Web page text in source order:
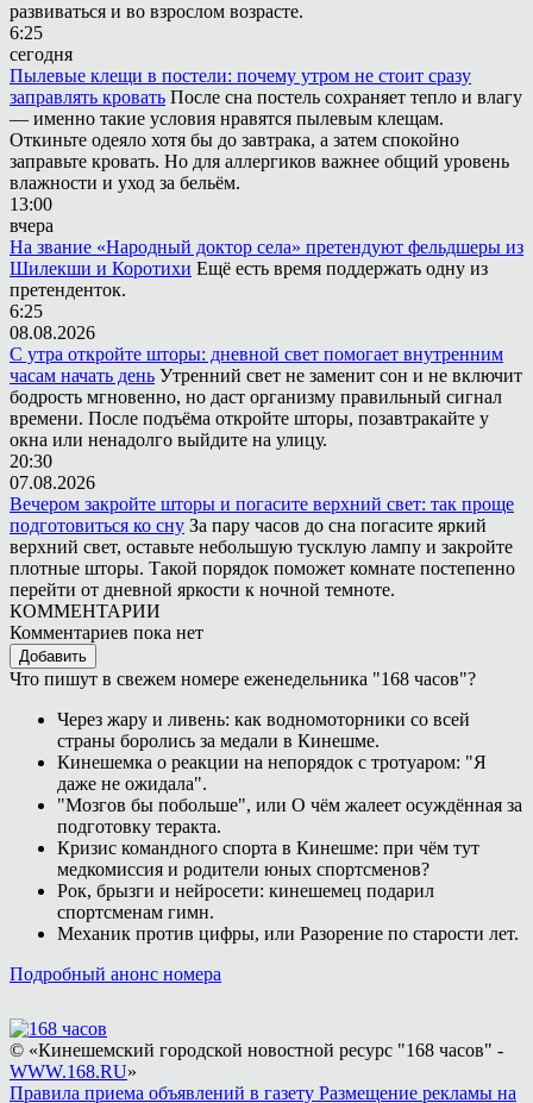
развиваться и во взрослом возрасте.
6:25
сегодня
Пылевые клещи в постели: почему утром не стоит сразу
заправлять кровать После сна постель сохраняет тепло и влагу
— именно такие условия нравятся пылевым клещам.
Откиньте одеяло хотя бы до завтрака, а затем спокойно
заправьте кровать. Но для аллергиков важнее общий уровень
влажности и уход за бельём.
13:00
вчера
На звание «Народный доктор села» претендуют фельдшеры из
Шилекши и Коротихи Ещё есть время поддержать одну из
претенденток.
6:25
08.08.2026
С утра откройте шторы: дневной свет помогает внутренним
часам начать день Утренний свет не заменит сон и не включит
бодрость мгновенно, но даст организму правильный сигнал
времени. После подъёма откройте шторы, позавтракайте у
окна или ненадолго выйдите на улицу.
20:30
07.08.2026
Вечером закройте шторы и погасите верхний свет: так проще
подготовиться ко сну За пару часов до сна погасите яркий
верхний свет, оставьте небольшую тусклую лампу и закройте
плотные шторы. Такой порядок поможет комнате постепенно
перейти от дневной яркости к ночной темноте.
КОММЕНТАРИИ
Комментариев пока нет
Добавить
Что пишут в свежем номере еженедельника "168 часов"?
Через жару и ливень: как водномоторники со всей
страны боролись за медали в Кинешме.
Кинешемка о реакции на непорядок с тротуаром: "Я
даже не ожидала".
"Мозгов бы побольше", или О чём жалеет осуждённая за
подготовку теракта.
Кризис командного спорта в Кинешме: при чём тут
медкомиссия и родители юных спортсменов?
Рок, брызги и нейросети: кинешемец подарил
спортсменам гимн.
Механик против цифры, или Разорение по старости лет.
Подробный анонс номера
© «Кинешемский городской новостной ресурс "168 часов" -
WWW.168.RU»
Правила приема объявлений в газету Размещение рекламы на